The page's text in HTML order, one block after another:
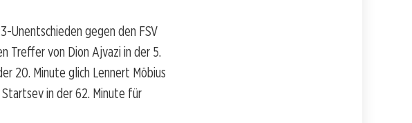
Unentschieden gegen den FSV
Treffer von Dion Ajvazi in der 5.
20. Minute glich Lennert Möbius
in der 62. Minute für